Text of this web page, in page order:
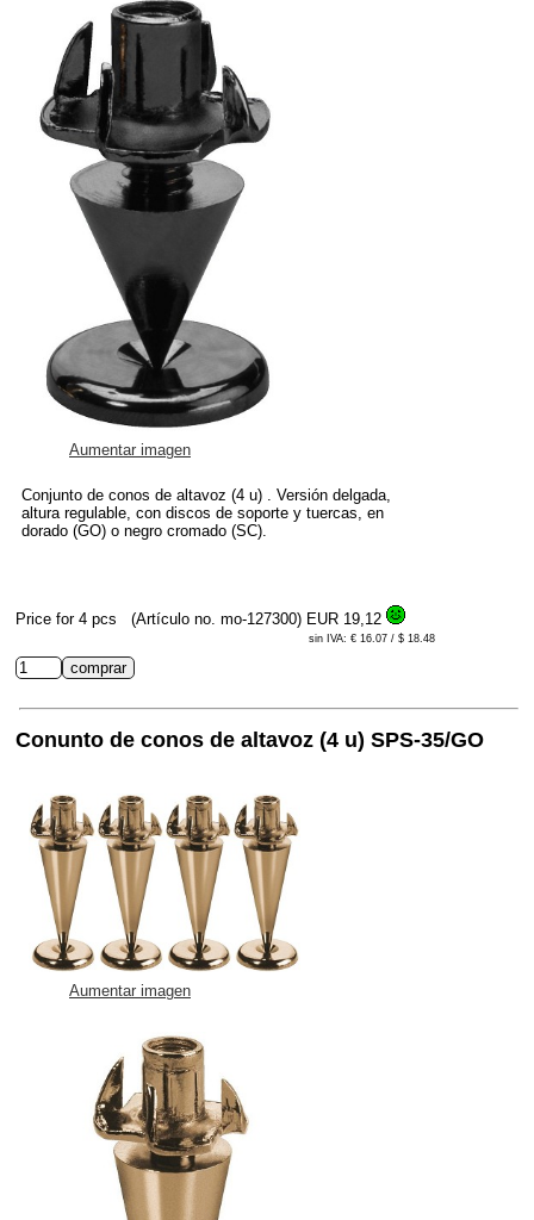
Aumentar imagen
Conjunto de conos de altavoz (4 u) . Versión delgada,
altura regulable, con discos de soporte y tuercas, en
dorado (GO) o negro cromado (SC).
Price for 4 pcs (Artículo no. mo-127300) EUR 19,12
sin IVA: € 16.07 / $ 18.48
Conunto de conos de altavoz (4 u) SPS-35/GO
Aumentar imagen